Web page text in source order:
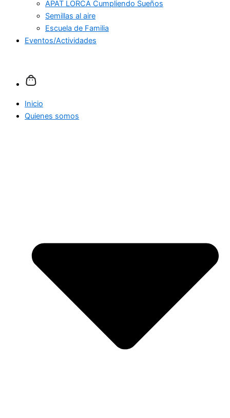
APAT LORCA Cumpliendo Sueños
Semillas al aire
Escuela de Familia
Eventos/Actividades
Inicio
Quienes somos